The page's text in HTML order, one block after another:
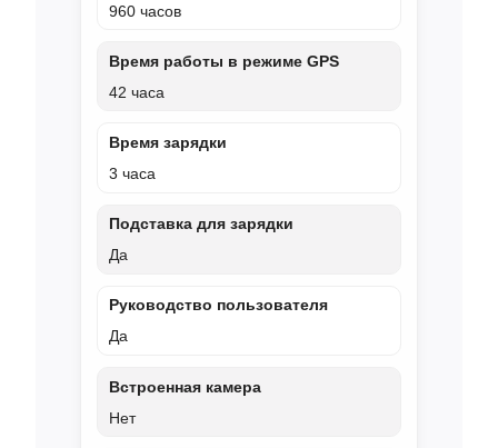
960 часов
Время работы в режиме GPS
42 часа
Время зарядки
3 часа
Подставка для зарядки
Да
Руководство пользователя
Да
Встроенная камера
Нет